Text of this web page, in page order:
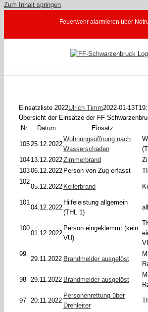
Zum Inhalt springen
Feuerwehr alarmieren über
Einsatzliste 2022Ulrich Timm2022-01-
Übersicht der Einsätze der FF
Nr.
Datum Einsatz
10525.12.2022
Wohnungsöffnung nach
Wasserschaden
104 13.12.2022Zimmerbrand
10306.12.2022 Person von Zug erfasst
102
05.12.2022 Kellerbrand
101
04.12.2022
Hilfeleistung allgemein
(THL 1)
100
01.12.2022
Person eingeklemmt (kein
VU)
99
29.11.2022 Brandmelder ausgelöst
98 29.11.2022 Brandmelder ausgelöst
97 20.11.2022
Personenrettung über
Drehleiter